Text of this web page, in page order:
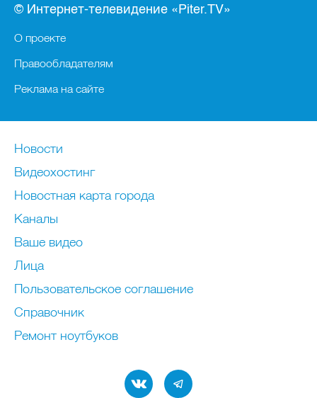
© Интернет-телевидение «Piter.TV»
О проекте
Правообладателям
Реклама на сайте
Новости
Видеохостинг
Новостная карта города
Каналы
Ваше видео
Лица
Пользовательское соглашение
Справочник
Ремонт нoутбуков